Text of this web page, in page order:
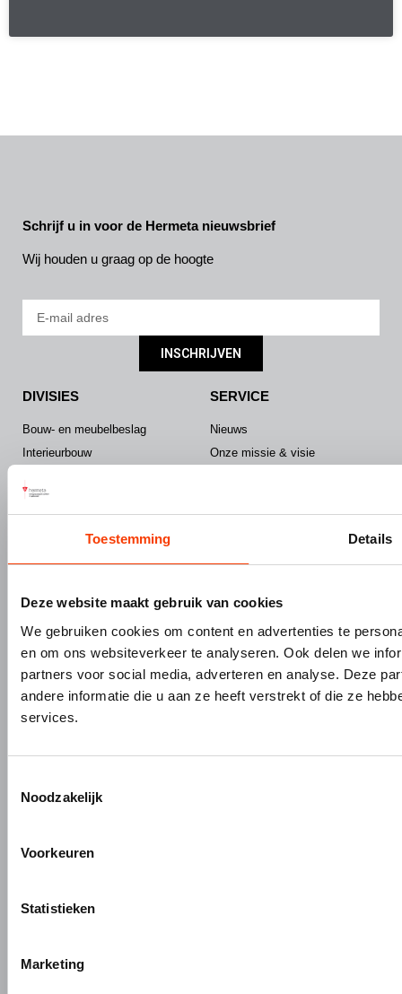
Toestemming Details
Deze website maakt gebruik van cookies
We gebruiken cookies om content en advertenties te
en om ons websiteverkeer te analyseren. Ook delen we
partners voor social media, adverteren en analyse. Deze
andere informatie die u aan ze heeft verstrekt of die ze
services.
Noodzakelijk
Voorkeuren
Statistieken
Marketing
Schrijf u in voor de Hermeta nieuwsbrief
Wij houden u graag op de hoogte
INSCHRIJVEN
DIVISIES
Bouw- en meubelbeslag
Interieurbouw
Over Hermeta
SERVICE
Nieuws
Onze missie & visie
Lockers & garderobekasten
Sanitaire scheidingswanden
Maatwerk interieurbouw
HerboKern
HerboTop
Engineering en 3D tekenen
info@hermeta.nl